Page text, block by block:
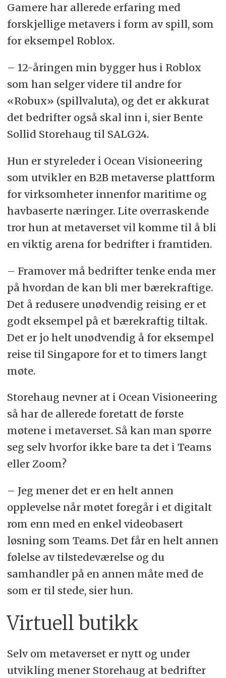
Gamere har allerede erfaring med
forskjellige metavers i form av spill, som
for eksempel Roblox.
– 12-åringen min bygger hus i Roblox
som han selger videre til andre for
«Robux» (spillvaluta), og det er akkurat
det bedrifter også skal inn i, sier Bente
Sollid Storehaug til SALG24.
Hun er styreleder i Ocean Visioneering
som utvikler en B2B metaverse plattform
for virksomheter innenfor maritime og
havbaserte næringer. Lite overraskende
tror hun at metaverset vil komme til å bli
en viktig arena for bedrifter i framtiden.
– Framover må bedrifter tenke enda mer
på hvordan de kan bli mer bærekraftige.
Det å redusere unødvendig reising er et
godt eksempel på et bærekraftig tiltak.
Det er jo helt unødvendig å for eksempel
reise til Singapore for et to timers langt
møte.
Storehaug nevner at i Ocean Visioneering
så har de allerede foretatt de første
møtene i metaverset. Så kan man spørre
seg selv hvorfor ikke bare ta det i Teams
eller Zoom?
– Jeg mener det er en helt annen
opplevelse når møtet foregår i et digitalt
rom enn med en enkel videobasert
løsning som Teams. Det får en helt annen
følelse av tilstedeværelse og du
samhandler på en annen måte med de
som er til stede, sier hun.
Virtuell butikk
Selv om metaverset er nytt og under
utvikling mener Storehaug at bedrifter